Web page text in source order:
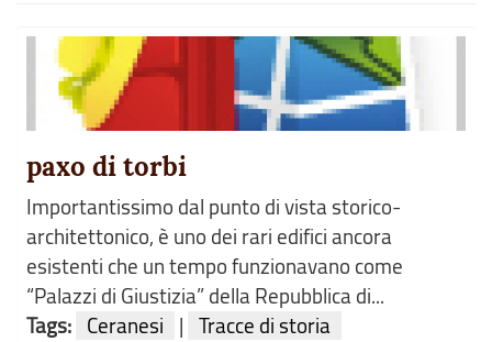
paxo di torbi
Importantissimo dal punto di vista storico-
architettonico, è uno dei rari edifici ancora
esistenti che un tempo funzionavano come
“Palazzi di Giustizia” della Repubblica di...
Tags: Ceranesi | Tracce di storia